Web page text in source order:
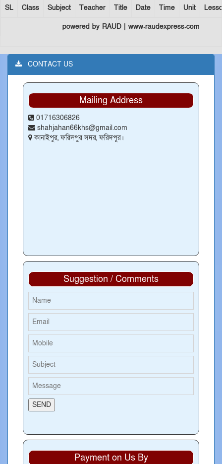
SL
Class Subject Teacher Title Date Time Unit
powered by RAUD | www.raudexpress.com
CONTACT US
Mailing Address
01716306826
shahjahan66khs@gmail.com
কানাইপুর, ফরিদপুর সদর, ফরিদপুর।
Suggestion / Comments
Payment on Us By